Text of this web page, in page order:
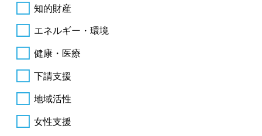
知的財産
エネルギー・環境
健康・医療
下請支援
地域活性
女性支援